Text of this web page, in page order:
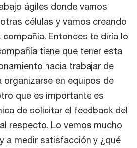
ágiles donde vamos
células y vamos creando
compañía. Entonces te diría lo
tiene que tener esta
hacia trabajar de
organizarse en equipos de
que es importante es
de solicitar el feedback del
respecto. Lo vemos mucho
a medir satisfacción y ¿qué